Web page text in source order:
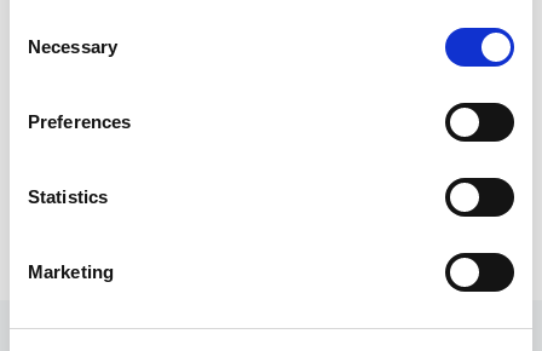
Selection
Necessary
Preferences
Statistics
Marketing
Serie CK
Cilindri C.N.O.M.O.
Serie CC